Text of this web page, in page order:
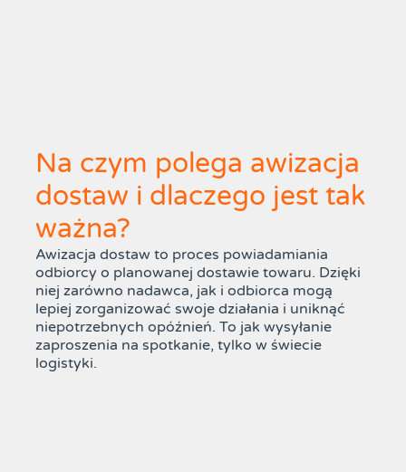
Na czym polega awizacja
dostaw i dlaczego jest tak
ważna?
Awizacja dostaw to proces powiadamiania
odbiorcy o planowanej dostawie towaru. Dzięki
niej zarówno nadawca, jak i odbiorca mogą
lepiej zorganizować swoje działania i uniknąć
niepotrzebnych opóźnień. To jak wysyłanie
zaproszenia na spotkanie, tylko w świecie
logistyki.